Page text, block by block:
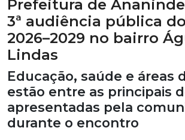
Prefeitura de
3ª audiência pública
2026–2029 no bairro
Lindas
Educação, saúde e áreas
estão entre as principais
apresentadas pela
durante o encontro